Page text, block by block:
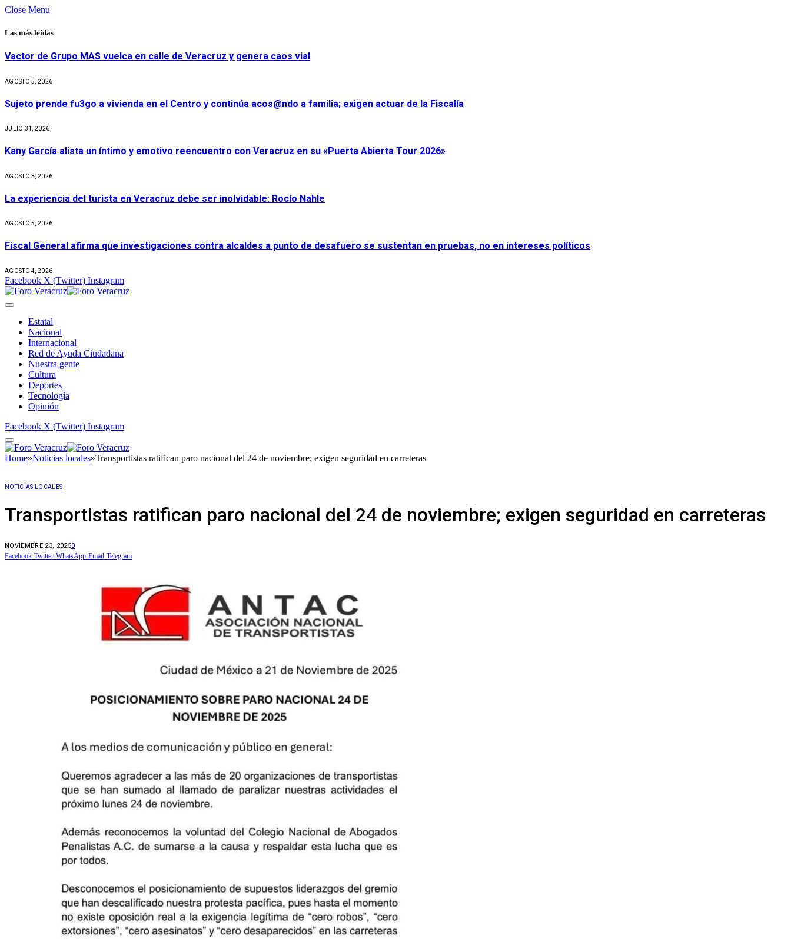
Close Menu
Las más leídas
Vactor de Grupo MAS vuelca en calle de Veracruz y genera caos vial
AGOSTO 5, 2026
Sujeto prende fu3go a vivienda en el Centro y continúa acos@ndo a familia; exigen actuar de la Fiscalía
JULIO 31, 2026
Kany García alista un íntimo y emotivo reencuentro con Veracruz en su «Puerta Abierta Tour 2026»
AGOSTO 3, 2026
La experiencia del turista en Veracruz debe ser inolvidable: Rocío Nahle
AGOSTO 5, 2026
Fiscal General afirma que investigaciones contra alcaldes a punto de desafuero se sustentan en pruebas, no en intereses políticos
AGOSTO 4, 2026
Facebook X (Twitter) Instagram
Estatal
Nacional
Internacional
Red de Ayuda Ciudadana
Nuestra gente
Cultura
Deportes
Tecnología
Opinión
Facebook X (Twitter) Instagram
Home»Noticias locales»Transportistas ratifican paro nacional del 24 de noviembre; exigen seguridad en carreteras
NOTICIAS LOCALES
Transportistas ratifican paro nacional del 24 de noviembre; exigen seguridad en carreteras
NOVIEMBRE 23, 20250
Facebook Twitter WhatsApp Email Telegram